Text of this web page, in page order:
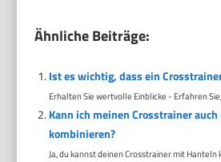
Ähnliche Beiträge:
Ist es wichtig, dass ein
Erhalten Sie wertvolle Einblicke - Erfahren
Kann ich meinen Crosstrainer
kombinieren?
Ja, du kannst deinen Crosstrainer mit Hanteln